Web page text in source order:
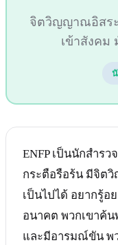
จิตวิญญาณอิสระ
เข้าสังคม
ENFP เป็นนักสำร
กระตือรือร้น มีจิต
เป็นไปได้ อยากรู้อ
อนาคต พวกเขาค้
และมีอารมณ์ขัน พว